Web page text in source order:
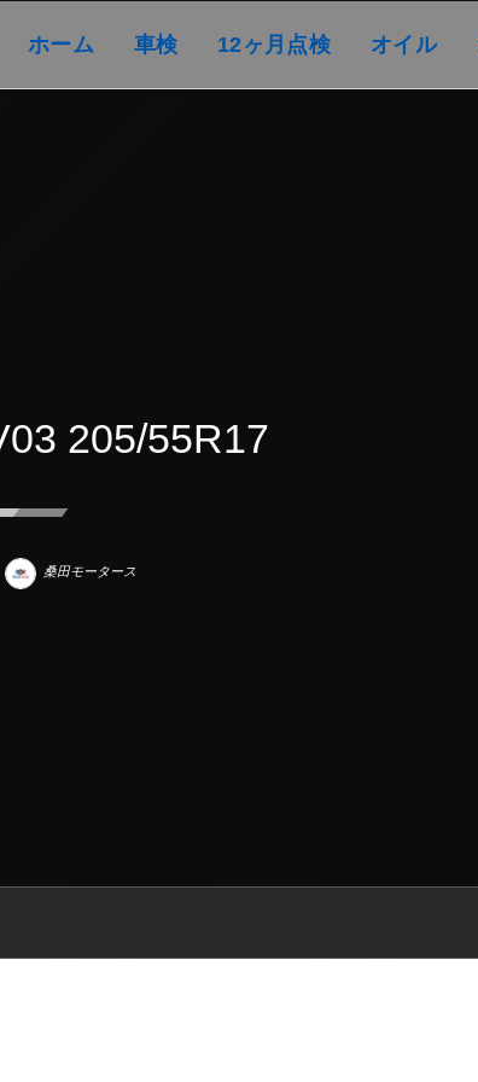
ホーム
ホーム 車検
車検 12ヶ月点検 オイル
オイル
205/55R17
桑田モータース